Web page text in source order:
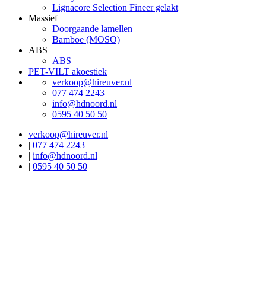
Lignacore Selection Fineer gelakt
Massief
Doorgaande lamellen
Bamboe (MOSO)
ABS
ABS
PET-VILT akoestiek
verkoop@hireuver.nl
077 474 2243
info@hdnoord.nl
0595 40 50 50
verkoop@hireuver.nl
| 077 474 2243
| info@hdnoord.nl
| 0595 40 50 50